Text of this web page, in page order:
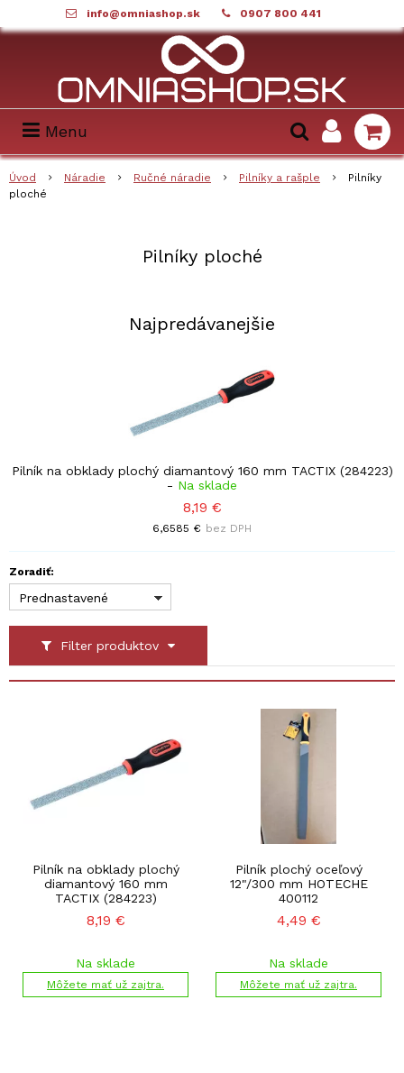
info@omniashop.sk 0907 800 441
Menu
Úvod Náradie Ručné náradie Pilníky a rašple
Pilníky
ploché
Pilníky ploché
Najpredávanejšie
Pilník na obklady plochý diamantový 160 mm TACTIX (284223)
- Na sklade
8,19 €
6,6585 € bez DPH
Filter produktov
Zoradiť:
Prednastavené
Pilník na obklady plochý
diamantový 160 mm
TACTIX (284223)
8,19 €
Na sklade
Môžete mať už zajtra.
Pilník plochý oceľový
12"/300 mm HOTECHE
400112
4,49 €
Na sklade
Môžete mať už zajtra.